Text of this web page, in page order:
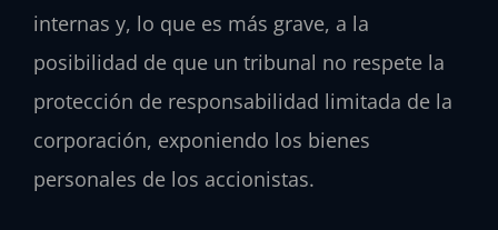
internas y, lo que es más grave, a la
posibilidad de que un tribunal no respete la
protección de responsabilidad limitada de la
corporación, exponiendo los bienes
personales de los accionistas.